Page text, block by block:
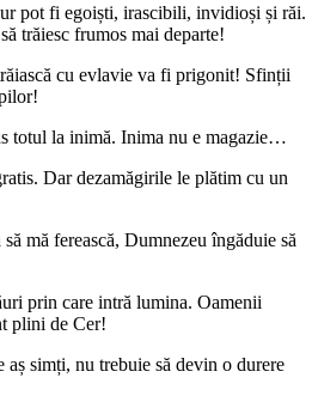
pot fi egoiști, irascibili, invidioși și răi.
trăiesc frumos mai departe!
cu evlavie va fi prigonit! Sfinții
totul la inimă. Inima nu e magazie…
Dar dezamăgirile le plătim cu un
mă ferească, Dumnezeu îngăduie să
prin care intră lumina. Oamenii
plini de Cer!
aș simți, nu trebuie să devin o durere